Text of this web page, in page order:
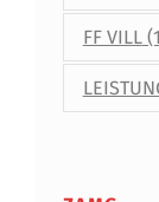
FF VILL